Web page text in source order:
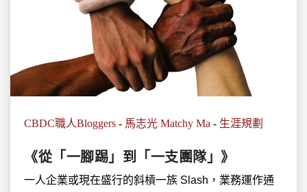
CBDC職人Bloggers - 馬志光 Matchy Ma - 生涯規劃
《從「一腳踢」到「一支團隊」》
一人企業或現在盛行的斜槓一族 Slash，業務運作通